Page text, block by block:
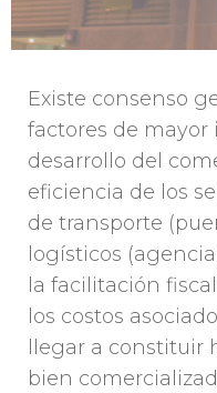
Existe consenso
factores de mayor
desarrollo del
eficiencia de los
de transporte
logísticos
la facilitación
los costos
llegar a constituir
bien